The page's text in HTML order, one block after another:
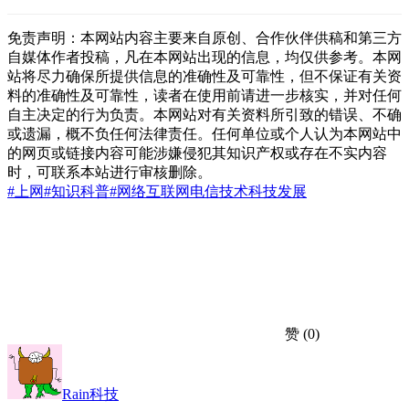
免责声明：本网站内容主要来自原创、合作伙伴供稿和第三方
自媒体作者投稿，凡在本网站出现的信息，均仅供参考。本网
站将尽力确保所提供信息的准确性及可靠性，但不保证有关资
料的准确性及可靠性，读者在使用前请进一步核实，并对任何
自主决定的行为负责。本网站对有关资料所引致的错误、不确
或遗漏，概不负任何法律责任。任何单位或个人认为本网站中
的网页或链接内容可能涉嫌侵犯其知识产权或存在不实内容
时，可联系本站进行审核删除。
#上网#知识科普#网络互联网 电信技术科技发展
赞 (0)
Rain科技